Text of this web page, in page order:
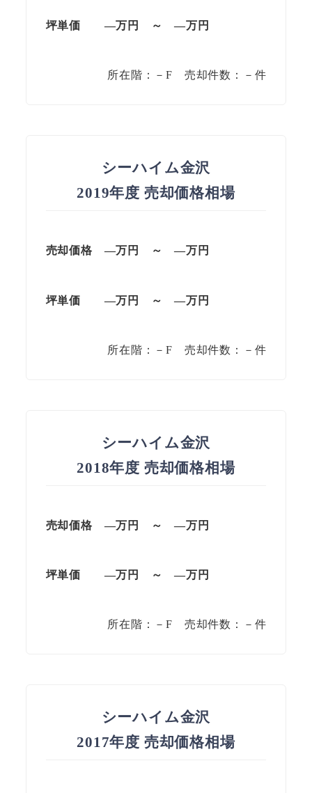
坪単価 —万円 ～—万円
所在階：－F 売却件数：－件
シーハイム金沢
2019年度 売却価格相場
売却価格 —万円 ～ —万円
坪単価 —万円 ～—万円
所在階：－F 売却件数：－件
シーハイム金沢
2018年度 売却価格相場
売却価格 —万円 ～ —万円
坪単価 —万円 ～—万円
所在階：－F 売却件数：－件
シーハイム金沢
2017年度 売却価格相場